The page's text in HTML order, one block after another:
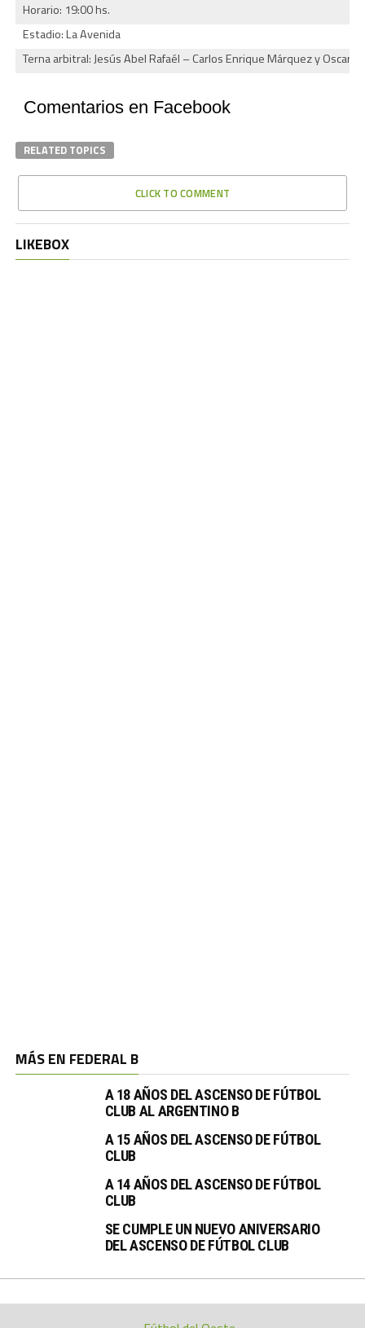
Horario: 19:00 hs.
Estadio: La Avenida
Terna arbitral: Jesús Abel Rafaél – Carlos Enrique Márquez y Oscar
Comentarios en Facebook
RELATED TOPICS
CLICK TO COMMENT
LIKEBOX
MÁS EN FEDERAL B
A 18 AÑOS DEL ASCENSO DE FÚTBOL
CLUB AL ARGENTINO B
A 15 AÑOS DEL ASCENSO DE FÚTBOL
CLUB
A 14 AÑOS DEL ASCENSO DE FÚTBOL
CLUB
SE CUMPLE UN NUEVO ANIVERSARIO
DEL ASCENSO DE FÚTBOL CLUB